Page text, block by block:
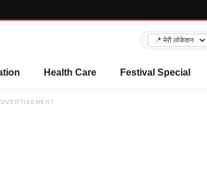
Health Care Festival Special